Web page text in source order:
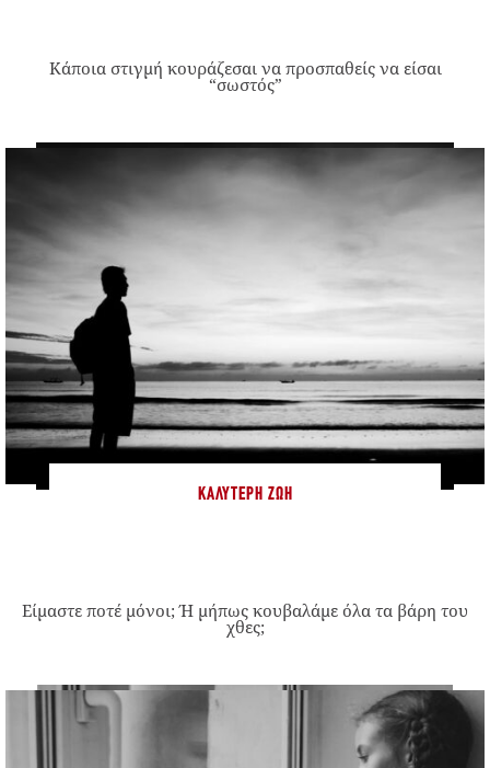
Κάποια στιγμή κουράζεσαι να προσπαθείς να είσαι
“σωστός”
ΚΑΛΎΤΕΡΗ ΖΩΉ
Είμαστε ποτέ μόνοι; Ή μήπως κουβαλάμε όλα τα βάρη του
χθες;